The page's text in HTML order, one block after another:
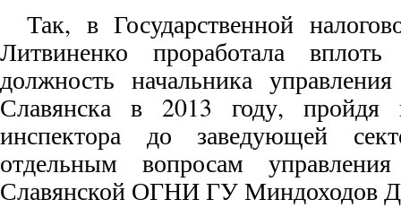
Так, в Государственной
Литвиненко проработала
должность начальника
Славянска в 2013 году, пройдя
инспектора до заведующей
отдельным вопросам
Славянской ОГНИ ГУ Миндоходов